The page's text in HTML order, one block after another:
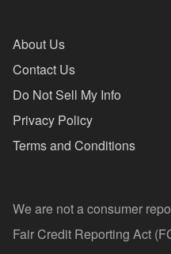
About Us
Contact Us
Do Not Sell My Info
Privacy Policy
Terms and Conditions
We are not a consumer
Fair Credit Reporting Act